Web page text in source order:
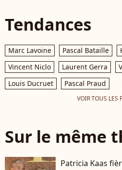
Tendances
Marc Lavoine Pascal Bataille
Vincent Niclo
Laurent Gerra
Louis Ducruet
Pascal Praud
VOIR TOUS LES
Sur le même
Patricia Kaas